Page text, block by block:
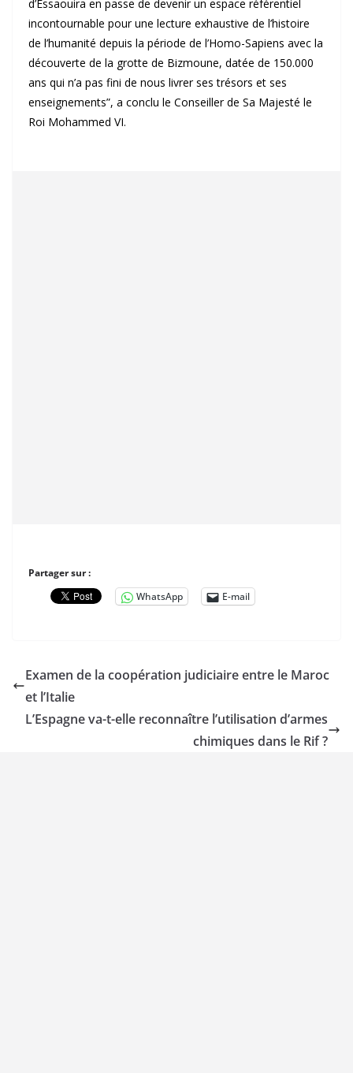
d’Essaouira en passe de devenir un espace référentiel
incontournable pour une lecture exhaustive de l’histoire
de l’humanité depuis la période de l’Homo-Sapiens avec la
découverte de la grotte de Bizmoune, datée de 150.000
ans qui n’a pas fini de nous livrer ses trésors et ses
enseignements”, a conclu le Conseiller de Sa Majesté le
Roi Mohammed VI.
Partager sur :
WhatsApp
E-mail
Examen de la coopération judiciaire entre le Maroc
et l’Italie
L’Espagne va-t-elle reconnaître l’utilisation d’armes
chimiques dans le Rif ?